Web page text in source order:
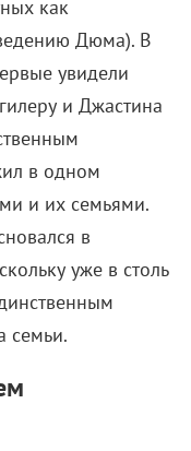
как
Дюма). В
увидели
и Джастина
в одном
и их семьями.
в
уже в столь
семьи.